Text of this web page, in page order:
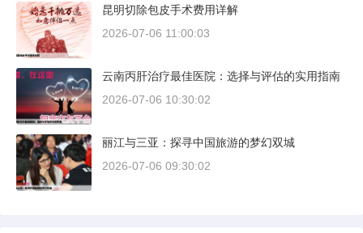
昆明切除包皮手术费用详解
2026-07-06 11:00:03
云南丙肝治疗最佳医院：选择与评估的实用指南
2026-07-06 10:30:02
丽江与三亚：探寻中国旅游的梦幻双城
2026-07-06 09:30:02